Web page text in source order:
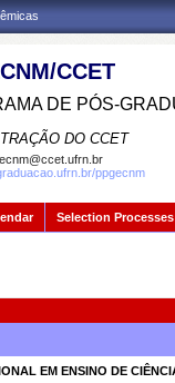
CCET
DE PÓS-
DO CCET
ppgecnm
Selection Processes
EM ENSINO DE